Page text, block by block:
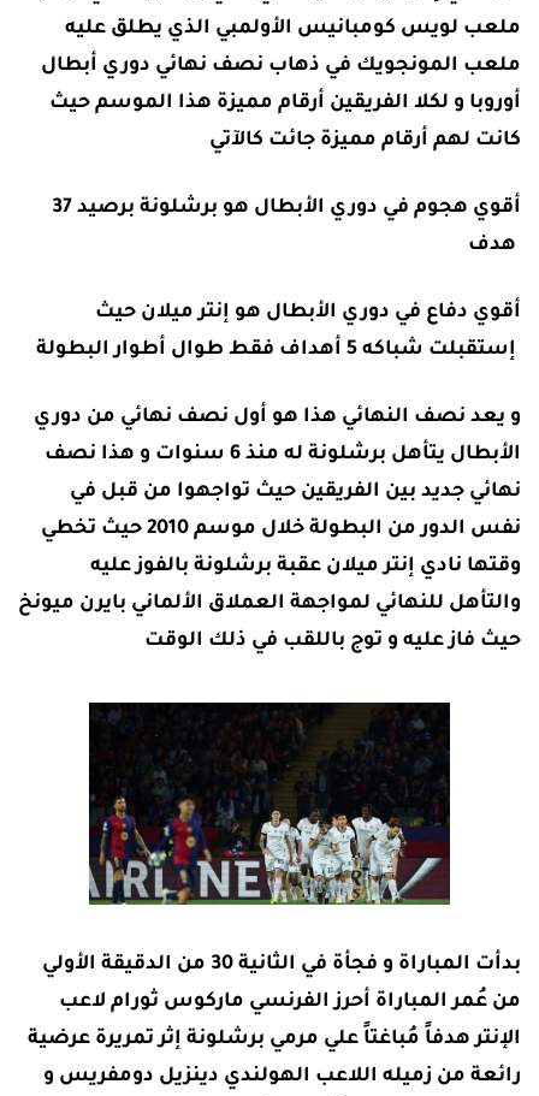
ملعب لويس كومبانيس الأولمبي الذي يطلق عليه
ملعب المونجويك في ذهاب نصف نهائي دوري أبطال
أوروبا و لكلا الفريقين أرقام مميزة هذا الموسم حيث
كانت لهم أرقام مميزة جائت كالآتي
أقوي هجوم في دوري الأبطال هو برشلونة برصيد 37
هدف
أقوي دفاع في دوري الأبطال هو إنتر ميلان حيث
إستقبلت شباكه 5 أهداف فقط طوال أطوار البطولة
و يعد نصف النهائي هذا هو أول نصف نهائي من دوري
الأبطال يتأهل برشلونة له منذ 6 سنوات و هذا نصف
نهائي جديد بين الفريقين حيث تواجهوا من قبل في
نفس الدور من البطولة خلال موسم 2010 حيث تخطي
وقتها نادي إنتر ميلان عقبة برشلونة بالفوز عليه
والتأهل للنهائي لمواجهة العملاق الألماني بايرن ميونخ
حيث فاز عليه و توج باللقب في ذلك الوقت
بدأت المباراة و فجأة في الثانية 30 من الدقيقة الأولي
من عُمر المباراة أحرز الفرنسي ماركوس ثورام لاعب
الإنتر هدفاً مُباغتاً علي مرمي برشلونة إثر تمريرة عرضية
رائعة من زميله اللاعب الهولندي دينزيل دومفريس و